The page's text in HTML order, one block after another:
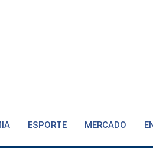
ESPORTE MERCADO